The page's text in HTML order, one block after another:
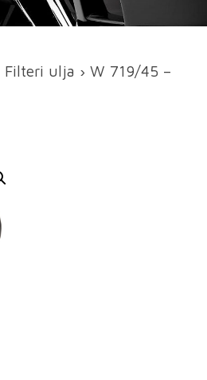
Filteri ulja › W 719/45 –